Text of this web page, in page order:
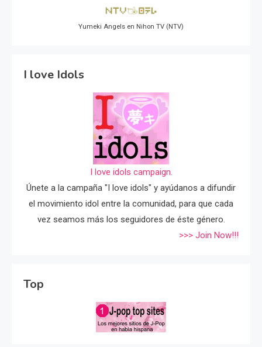
Yumeki Angels en Nihon TV (NTV)
I love Idols
I love idols campaign.
Únete a la campaña "I love idols" y ayúdanos a difundir
el movimiento idol entre la comunidad, para que cada
vez seamos más los seguidores de éste género.
>>> Join Now!!!
Top